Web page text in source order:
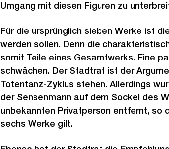
Umgang mit diesen Figuren zu
Für die ursprünglich sieben Werke ist
werden sollen. Denn die
somit Teile eines Gesamtwerks. Eine
schwächen. Der Stadtrat ist der
Totentanz-Zyklus stehen. Allerdings
der Sensenmann auf dem Sockel des
unbekannten Privatperson entfernt, so
sechs Werke gilt.